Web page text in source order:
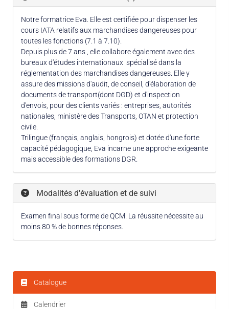
Notre formatrice Eva. Elle est certifiée pour dispenser les
cours IATA relatifs aux marchandises dangereuses pour
toutes les fonctions (7.1 à 7.10).
Depuis plus de 7 ans , elle collabore également avec des
bureaux d'études internationaux spécialisé dans la
réglementation des marchandises dangereuses. Elle y
assure des missions d'audit, de conseil, d'élaboration de
documents de transport(dont DGD) et d'inspection
d'envois, pour des clients variés : entreprises, autorités
nationales, ministère des Transports, OTAN et protection
civile.
Trilingue (français, anglais, hongrois) et dotée d'une forte
capacité pédagogique, Eva incarne une approche exigeante
mais accessible des formations DGR.
Modalités d'évaluation et de suivi
Examen final sous forme de QCM. La réussite nécessite au
moins 80 % de bonnes réponses.
Catalogue
Calendrier